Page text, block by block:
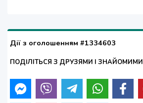
Дії з оголошенням #1334603
ПОДІЛІТЬСЯ З ДРУЗЯМИ І ЗНАЙОМИМИ